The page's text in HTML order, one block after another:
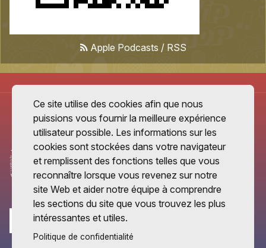
Apple Podcasts / RSS
Ce site utilise des cookies afin que nous
puissions vous fournir la meilleure expérience
utilisateur possible. Les informations sur les
cookies sont stockées dans votre navigateur
et remplissent des fonctions telles que vous
reconnaître lorsque vous revenez sur notre
site Web et aider notre équipe à comprendre
les sections du site que vous trouvez les plus
intéressantes et utiles.
Politique de confidentialité